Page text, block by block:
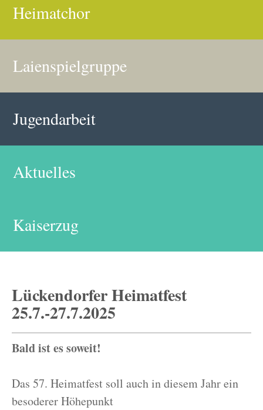
Heimatchor
Laienspielgruppe
Jugendarbeit
Aktuelles
Kaiserzug
Lückendorfer Heimatfest
25.7.-27.7.2025
Bald ist es soweit!
Das 57. Heimatfest soll auch in diesem Jahr ein
besoderer Höhepunkt